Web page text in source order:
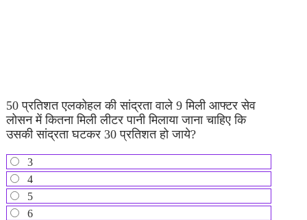
50 प्रतिशत एलकोहल की सांद्रता वाले 9 मिली आफ्टर सेव
लोसन में कितना मिली लीटर पानी मिलाया जाना चाहिए कि
उसकी सांद्रता घटकर 30 प्रतिशत हो जाये?
3
4
5
6